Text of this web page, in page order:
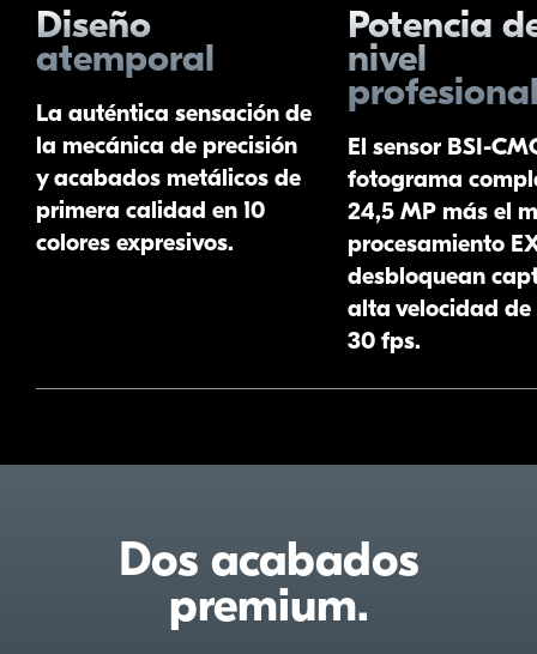
Diseño
atemporal
La auténtica sensación de
la mecánica de precisión
y acabados metálicos de
primera calidad en 10
colores expresivos.
Potencia
nivel
El sensor BSI-
fotograma
24,5 MP más el
procesamiento
desbloquean
alta velocidad
30 fps.
Dos acabados
premium.